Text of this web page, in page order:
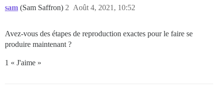
sam (Sam Saffron) Août 4, 2021, 10:52
2
Avez-vous des étapes de reproduction exactes pour le faire se
produire maintenant ?
1 « J'aime »